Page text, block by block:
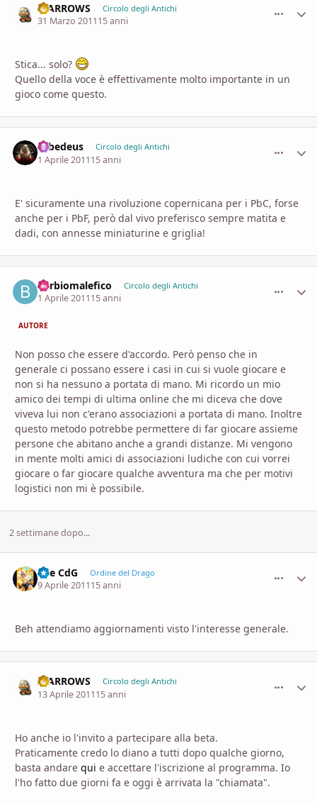
II ARROWS Circolo degli Antichi
31 Marzo 201115 anni
Stica... solo?
Quello della voce è effettivamente molto importante in un
gioco come questo.
zebedeus Circolo degli Antichi
1 Aprile 201115 anni
E' sicuramente una rivoluzione copernicana per i PbC, forse
anche per i PbF, però dal vivo preferisco sempre matita e
dadi, con annesse miniaturine e griglia!
barbiomalefico Circolo degli Antichi
1 Aprile 201115 anni
AUTORE
Non posso che essere d'accordo. Però penso che in
generale ci possano essere i casi in cui si vuole giocare e
non si ha nessuno a portata di mano. Mi ricordo un mio
amico dei tempi di ultima online che mi diceva che dove
viveva lui non c'erano associazioni a portata di mano. Inoltre
questo metodo potrebbe permettere di far giocare assieme
persone che abitano anche a grandi distanze. Mi vengono
in mente molti amici di associazioni ludiche con cui vorrei
giocare o far giocare qualche avventura ma che per motivi
logistici non mi è possibile.
2 settimane dopo...
Ace CdG Ordine del Drago
9 Aprile 201115 anni
Beh attendiamo aggiornamenti visto l'interesse generale.
II ARROWS Circolo degli Antichi
13 Aprile 201115 anni
Ho anche io l'invito a partecipare alla beta.
Praticamente credo lo diano a tutti dopo qualche giorno,
basta andare qui e accettare l'iscrizione al programma. Io
l'ho fatto due giorni fa e oggi è arrivata la "chiamata".